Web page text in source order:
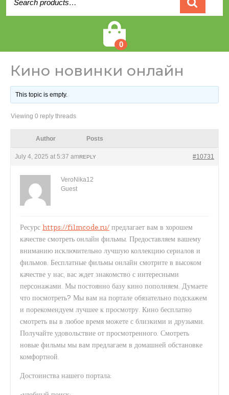
for:
0
Кино новинки онлайн
This topic is empty.
Viewing 0 reply threads
Author Posts
July 4, 2025 at 5:37 am #10731
REPLY
VeroNika12
Guest
Ресурс https://filmcode.ru/ предлагает вам в хорошем
качестве смотреть онлайн фильмы. Предоставляем вашему
вниманию исключительно лучшую коллекцию сериалов и
фильмов. Бесплатные фильмы онлайн смотрите в высоком
качестве у нас, вас ждет знакомство с интересными
персонажами. Мы постоянно базу кино пополняем. Думаете
что посмотреть? Мы вам на портале обязательно подскажем
и порекомендуем лучшее к просмотру. Кино бесплатно
смотреть вы в любое время можете с близкими и друзьями.
Получайте удовольствие от просмотренного. Смотреть
новые фильмы мы вам предлагаем в домашней обстановке
комфортной.
Достоинства нашего портала: